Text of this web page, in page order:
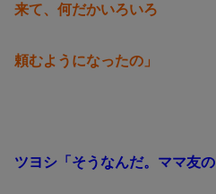
来て、何だかいろいろ
頼むようになったの」
ツヨシ「そうなんだ。ママ友の